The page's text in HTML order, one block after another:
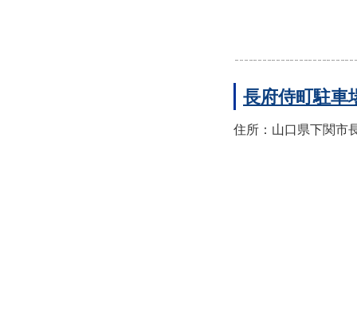
長府侍町駐車
住所：山口県下関市